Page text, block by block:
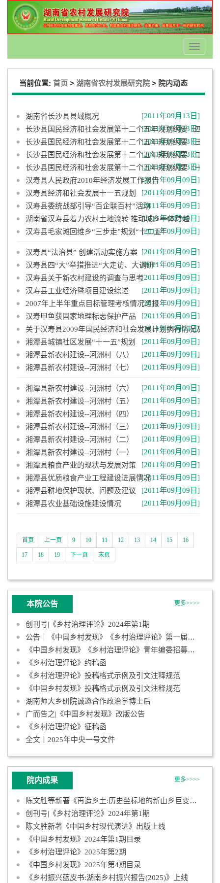
Toggle
当前位置: 首页 > 湖南省农村发展研究院 > 院内动态
[2011年09月13日]
湖南省长沙县县域概况
[2011年09月13日]
长沙县国民经济和社会发展第十二个五年规划纲要（四）
[2011年09月13日]
长沙县国民经济和社会发展第十二个五年规划纲要（三）
[2011年09月13日]
长沙县国民经济和社会发展第十二个五年规划纲要（二）
[2011年09月13日]
长沙县国民经济和社会发展第十二个五年规划纲要（一）
[2011年09月09日]
汉寿县人民政府2010年经济发展工作报告
[2011年09月09日]
汉寿县经济和社会发展十一五规划
[2011年09月09日]
汉寿县委统战部引导“百企联百村”活动
[2011年09月09日]
湖南省汉寿县着力农村土地流转 推动城乡一体跨越
[2011年09月09日]
汉寿县毛家滩回维乡“三步走”规划“十二五”
[2011年09月09日]
汉寿县“法治县” 创建活动实施方案
[2011年09月09日]
汉寿县四“大”举措推进“大走访、大调研”
[2011年09月09日]
汉寿县关于新农村建设的调查与思考
[2011年09月09日]
汉寿县工业经济暨项目建设综述
[2011年09月09日]
2007年上半年重点目标管理考核情况通报
[2011年09月09日]
汉寿甲鱼获国家地理标志保护产品
[2011年09月09日]
关于汉寿县2009年国民经济和社会发展计划执行情况及
[2011年09月09日]
湘潭县城镇社区发展“十一五”规划
[2011年09月09日]
湘潭县新农村建设--河洲村（八）
[2011年09月09日]
湘潭县新农村建设--河洲村（七）
[2011年09月09日]
湘潭县新农村建设--河洲村（六）
[2011年09月09日]
湘潭县新农村建设--河洲村（五）
[2011年09月09日]
湘潭县新农村建设--河洲村（四）
[2011年09月09日]
湘潭县新农村建设--河洲村（三）
[2011年09月09日]
湘潭县新农村建设--河洲村（二）
[2011年09月09日]
湘潭县新农村建设--河洲村（一）
[2011年09月09日]
湘潭县粮食产业的现状与发展对策
[2011年09月09日]
湘潭县优质粮食产业工程建设进展情况
[2011年09月09日]
湘潭县耕地保护现状、问题及建议
[2011年09月09日]
湘潭县农业基础设施建设情况
首页 上一页 9 10 11 12 13 14 15 16
17 18 19 下一页 末页
本院公告 更多>>>>
创刊号|《乡村治理评论》2024年第1期
公告｜《中国乡村发现》《乡村治理评论》第一届青年编委会成员名
《中国乡村发现》《乡村治理评论》青年编委招募启事
《乡村治理评论》约稿函
《乡村治理评论》投稿格式示例及引文注释规范
《中国乡村发现》投稿格式示例及引文注释规范
湖南师大乡研院诚邀合作政治学博士后
广而告之|《中国乡村发现》改版公告
《乡村治理评论》征稿函
全文丨2025年中央一号文件
院内成果 更多>>>>
陈文胜等新著《再造乡土:历史坐标地的新山乡巨变》出版上线
创刊号|《乡村治理评论》2024年第1期
陈文胜新著《中国乡村现代演进》出版上线
《中国乡村发现》2024年第1期目录
《乡村治理评论》2025年第2期
《中国乡村发现》2025年第4期目录
《乡村振兴蓝皮书:湖南乡村振兴报告(2025)》上线